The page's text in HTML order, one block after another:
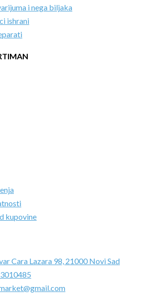
i nega biljaka
ishrani
kupovine
Cara Lazara 98, 21000 Novi Sad